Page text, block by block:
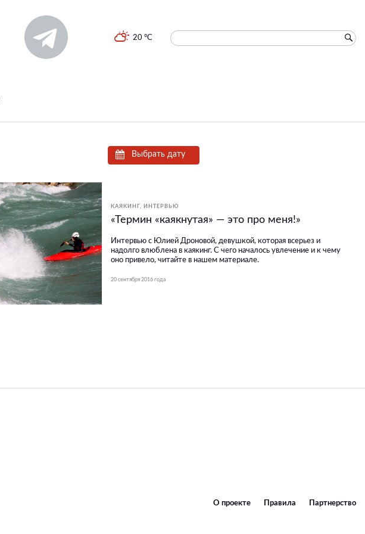
20 °C
Выбрать дату
КАЯКИНГ ИНТЕРВЬЮ
«Термин «каякнутая» — это про меня!»
Интервью с Юлией Дроновой, девушкой, которая всерьез и
надолго влюблена в каякинг. С чего началось увлечение и к чему
оно привело, читайте в нашем материале.
20 сентября 2016 года
О проекте Правила Партнерство